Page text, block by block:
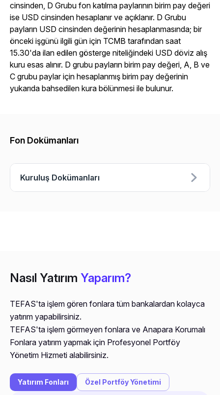
cinsinden, D Grubu fon katılma paylarının birim pay değeri
ise USD cinsinden hesaplanır ve açıklanır. D Grubu
payların USD cinsinden değerinin hesaplanmasında; bir
önceki işgünü ilgili gün için TCMB tarafından saat
15.30'da ilan edilen gösterge niteliğindeki USD döviz alış
kuru esas alınır. D grubu payların birim pay değeri, A, B ve
C grubu paylar için hesaplanmış birim pay değerinin
yukarıda bahsedilen kura bölünmesi ile bulunur.
Fon Dokümanları
Kuruluş Dokümanları
Nasıl Yatırım Yaparım?
TEFAS'ta işlem gören fonlara tüm bankalardan kolayca
yatırım yapabilirsiniz.
TEFAS'ta işlem görmeyen fonlara ve Anapara Korumalı
Fonlara yatırım yapmak için Profesyonel Portföy
Yönetim Hizmeti alabilirsiniz.
Yatırım Fonları Özel Portföy Yönetimi